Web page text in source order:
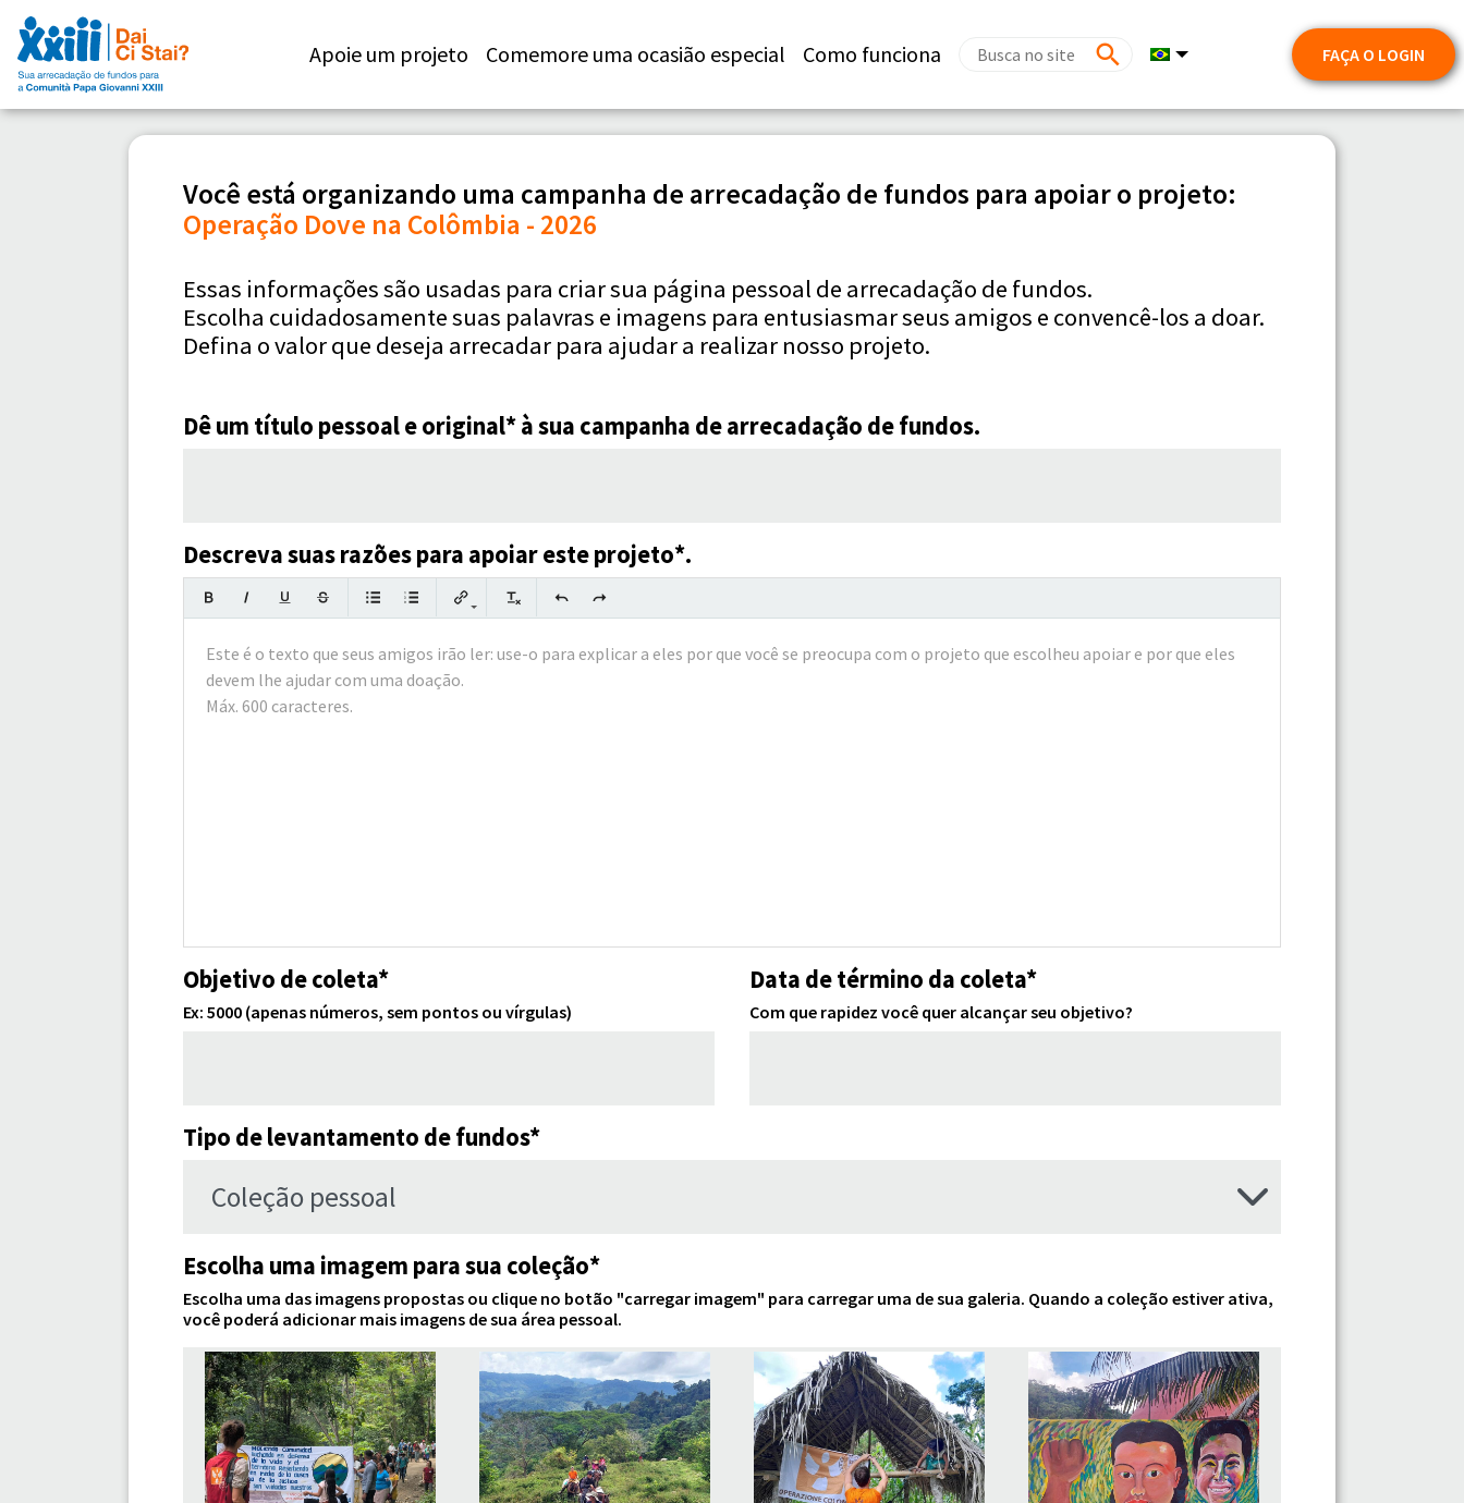
Apoie um projeto Comemore uma ocasião especial Como funciona FAÇA O LOGIN
Você está organizando uma campanha de arrecadação de fundos para apoiar o projeto:
Operação Dove na Colômbia - 2026
Essas informações são usadas para criar sua página pessoal de arrecadação de fundos.
Escolha cuidadosamente suas palavras e imagens para entusiasmar seus amigos e convencê-los a doar.
Defina o valor que deseja arrecadar para ajudar a realizar nosso projeto.
Dê um título pessoal e original* à sua campanha de arrecadação de fundos.
Descreva suas razões para apoiar este projeto*.
Objetivo de coleta*
Ex: 5000 (apenas números, sem pontos ou vírgulas)
Data de término da coleta*
Com que rapidez você quer alcançar seu objetivo?
Tipo de levantamento de fundos*
Escolha uma imagem para sua coleção*
Escolha uma das imagens propostas ou clique no botão "carregar imagem" para carregar uma de sua galeria. Quando a coleção estiver ativa,
você poderá adicionar mais imagens de sua área pessoal.